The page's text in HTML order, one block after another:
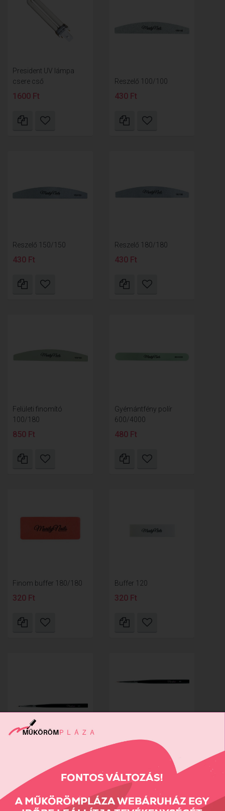
President UV lámpa
csere cső
1600 Ft
Reszelő 100/100
430 Ft
Reszelő 150/150
430 Ft
Reszelő 180/180
430 Ft
Felületi finomító
100/180
850 Ft
Gyémántfény polír
600/4000
480 Ft
Finom buffer 180/180
320 Ft
Buffer 120
320 Ft